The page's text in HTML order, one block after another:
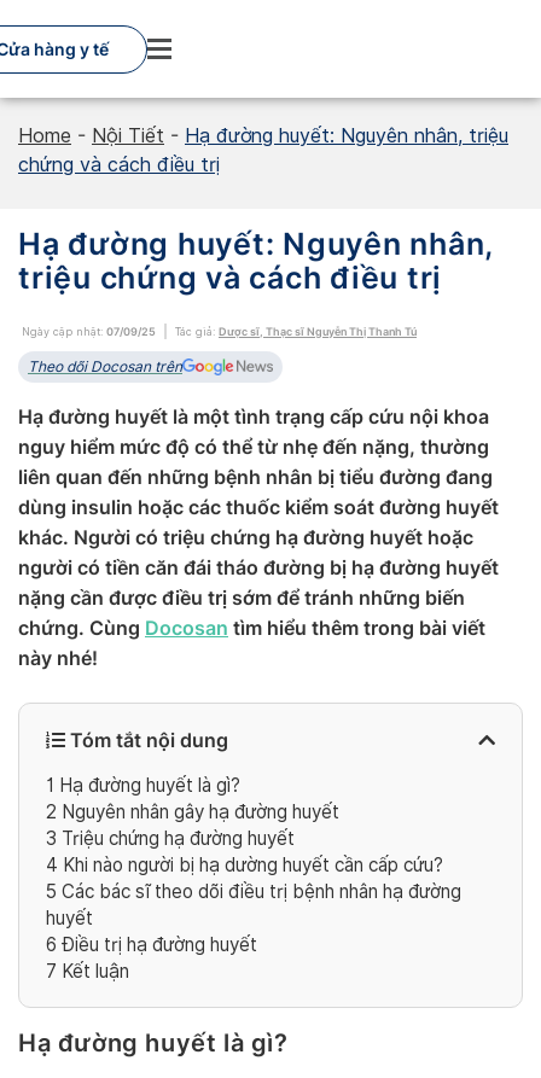
to
content
hàng y tế
Home - Nội Tiết - Hạ đường huyết: Nguyên nhân, triệu
chứng và cách điều trị
Hạ đường huyết: Nguyên nhân,
triệu chứng và cách điều trị
Ngày cập nhật: 07/09/25 Tác giả: Dược sĩ, Thạc sĩ Nguyễn Thị Thanh Tú
Theo dõi Docosan trên
Hạ đường huyết là một tình trạng cấp cứu nội khoa
nguy hiểm mức độ có thể từ nhẹ đến nặng, thường
liên quan đến những bệnh nhân bị tiểu đường đang
dùng insulin hoặc các thuốc kiểm soát đường huyết
khác. Người có triệu chứng hạ đường huyết hoặc
người có tiền căn đái tháo đường bị hạ đường huyết
nặng cần được điều trị sớm để tránh những biến
chứng. Cùng Docosan tìm hiểu thêm trong bài viết
này nhé!
Tóm tắt nội dung
1 Hạ đường huyết là gì?
2 Nguyên nhân gây hạ đường huyết
3 Triệu chứng hạ đường huyết
4 Khi nào người bị hạ dường huyết cần cấp cứu?
5 Các bác sĩ theo dõi điều trị bệnh nhân hạ đường
huyết
6 Điều trị hạ đường huyết
7 Kết luận
Hạ đường huyết là gì?